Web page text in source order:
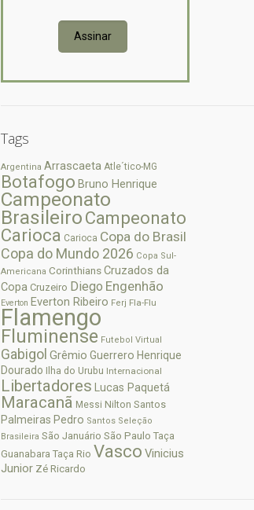
Assinar
Tags
Argentina Arrascaeta Atle´tico-MG
Botafogo Bruno Henrique
Campeonato
Brasileiro Campeonato
Carioca Carioca Copa do Brasil
Copa do Mundo 2026 Copa Sul-
Americana Corinthians Cruzados da
Copa Cruzeiro Diego Engenhão
Everton Everton Ribeiro Ferj Fla-Flu
Flamengo
Fluminense Futebol Virtual
Gabigol Grêmio Guerrero Henrique
Dourado Ilha do Urubu Internacional
Libertadores Lucas Paquetá
Maracanã Messi Nilton Santos
Palmeiras Pedro Santos Seleção
Brasileira São Januário São Paulo Taça
Guanabara Taça Rio Vasco Vinicius
Junior Zé Ricardo